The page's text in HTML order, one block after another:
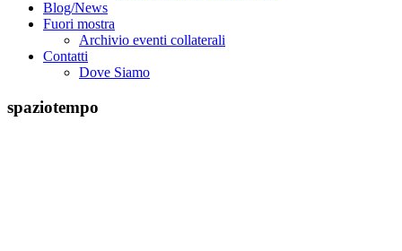
Blog/News
Fuori mostra
Archivio eventi collaterali
Contatti
Dove Siamo
spaziotempo